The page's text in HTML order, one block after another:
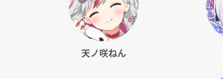
天ノ咲ねん